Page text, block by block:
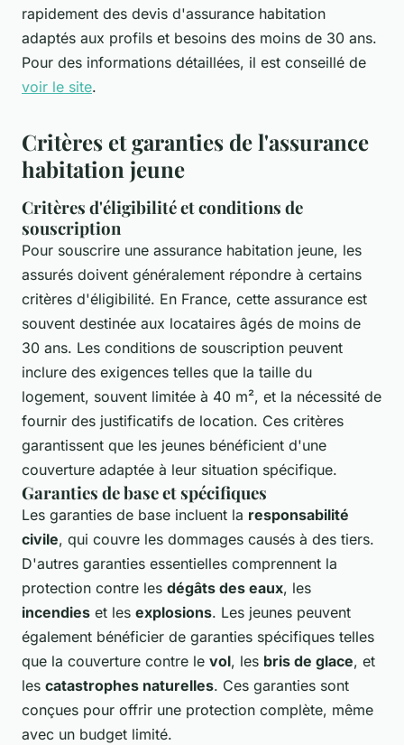
rapidement des devis d'assurance habitation
adaptés aux profils et besoins des moins de 30 ans.
Pour des informations détaillées, il est conseillé de
voir le site.
Critères et garanties de l'assurance
habitation jeune
Critères d'éligibilité et conditions de
souscription
Pour souscrire une assurance habitation jeune, les
assurés doivent généralement répondre à certains
critères d'éligibilité. En France, cette assurance est
souvent destinée aux locataires âgés de moins de
30 ans. Les conditions de souscription peuvent
inclure des exigences telles que la taille du
logement, souvent limitée à 40 m², et la nécessité de
fournir des justificatifs de location. Ces critères
garantissent que les jeunes bénéficient d'une
couverture adaptée à leur situation spécifique.
Garanties de base et spécifiques
Les garanties de base incluent la responsabilité
civile, qui couvre les dommages causés à des tiers.
D'autres garanties essentielles comprennent la
protection contre les dégâts des eaux, les
incendies et les explosions. Les jeunes peuvent
également bénéficier de garanties spécifiques telles
que la couverture contre le vol, les bris de glace, et
les catastrophes naturelles. Ces garanties sont
conçues pour offrir une protection complète, même
avec un budget limité.